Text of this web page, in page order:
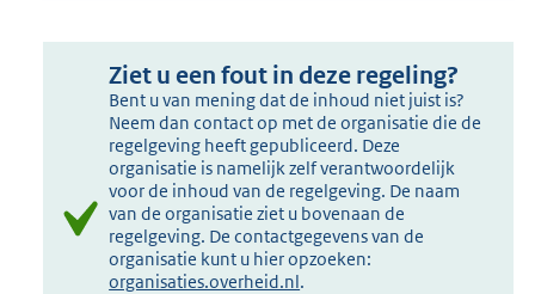
Ziet u een fout in deze regeling?
Bent u van mening dat de inhoud niet juist is?
Neem dan contact op met de organisatie die de
regelgeving heeft gepubliceerd. Deze
organisatie is namelijk zelf verantwoordelijk
voor de inhoud van de regelgeving. De naam
van de organisatie ziet u bovenaan de
regelgeving. De contactgegevens van de
organisatie kunt u hier opzoeken:
organisaties.overheid.nl.